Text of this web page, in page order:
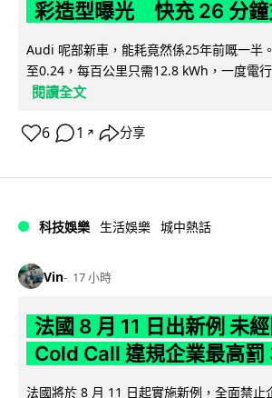
彩造型曝光 快充 26 分鐘
Audi 呢部新車，能耗竟然係25年前嘅一半
至0.24，每百公里只需12.8 kWh，一度電
閱讀全文
6 1 ↗ 分享
科技娛樂 生活娛樂 城中熱話
Vin 17 小時
法國 8 月 11 日出新例 未
Cold Call 違規企業最高
法國將於 8 月 11 日起實施新例，全面禁止